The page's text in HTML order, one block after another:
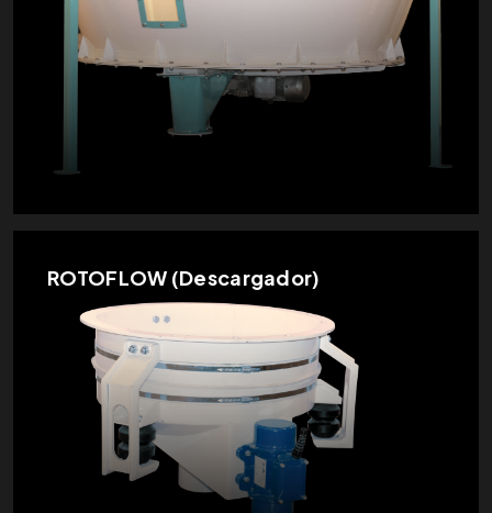
ROTOFLOW (Descargador)